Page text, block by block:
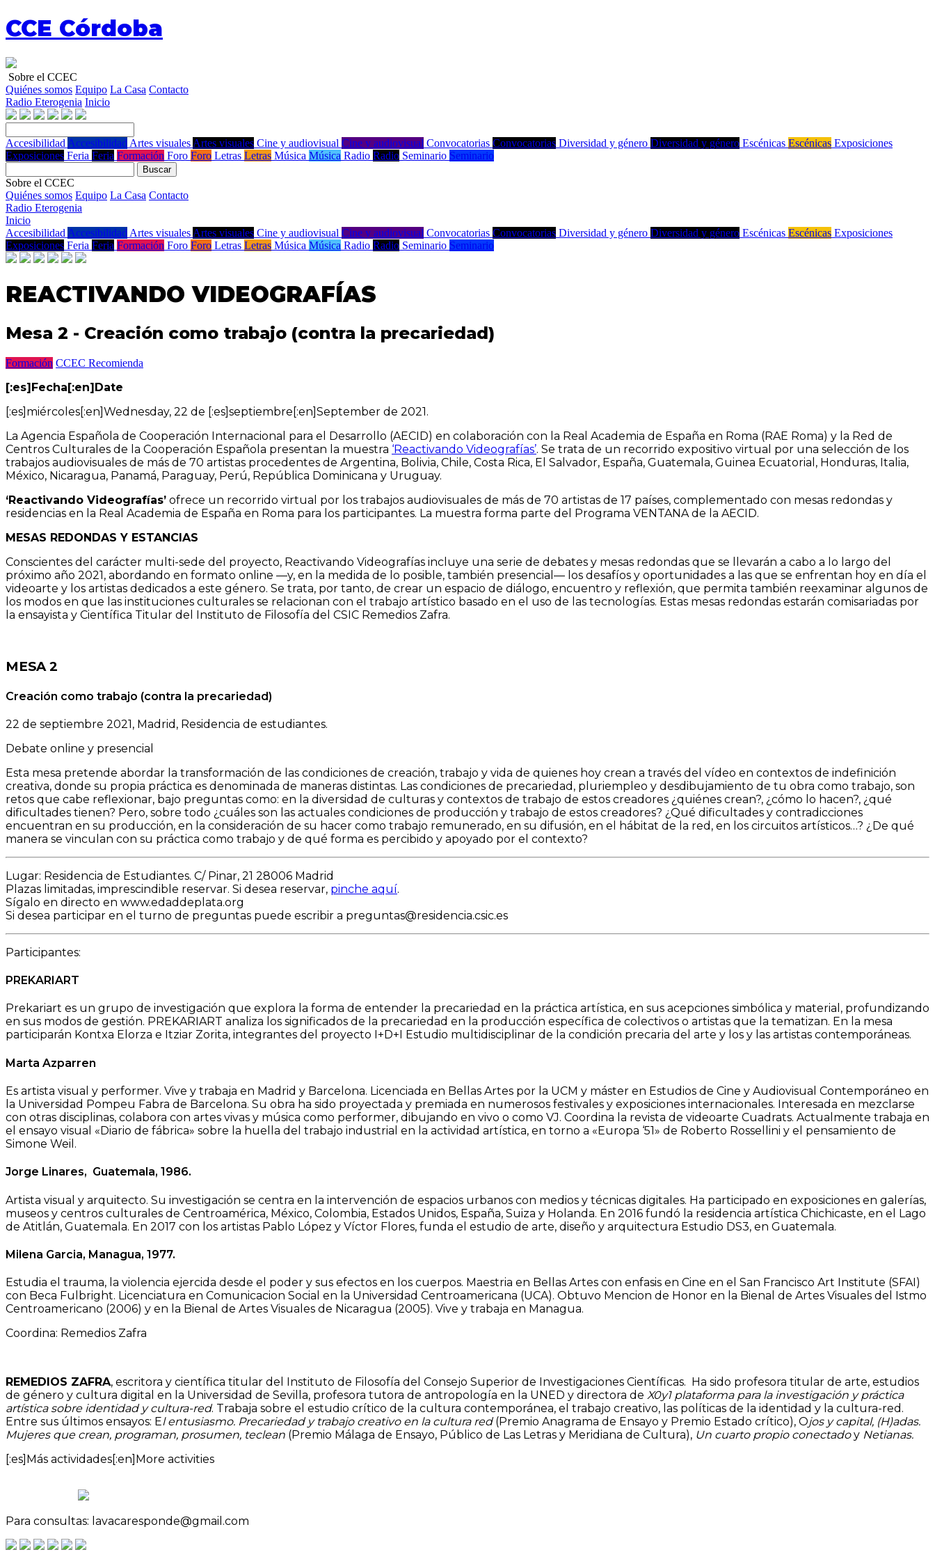
CCE Córdoba
Sobre el CCEC
Quiénes somos Equipo La Casa Contacto
Radio Eterogenia Inicio
Accesibilidad Accesibilidad Artes visuales Artes visuales Cine y audiovisual Cine y audiovisual Convocatorias Convocatorias Diversidad y género Diversidad y género Escénicas Escénicas Exposiciones
Exposiciones Feria Feria Formación Foro Foro Letras Letras Música Música Radio Radio Seminario Seminario
Buscar
Sobre el CCEC
Quiénes somos Equipo La Casa Contacto
Radio Eterogenia
Inicio
Accesibilidad Accesibilidad Artes visuales Artes visuales Cine y audiovisual Cine y audiovisual Convocatorias Convocatorias Diversidad y género Diversidad y género Escénicas Escénicas Exposiciones
Exposiciones Feria Feria Formación Foro Foro Letras Letras Música Música Radio Radio Seminario Seminario
REACTIVANDO VIDEOGRAFÍAS
Mesa 2 - Creación como trabajo (contra la precariedad)
Formación CCEC Recomienda
[:es]Fecha[:en]Date
[:es]miércoles[:en]Wednesday, 22 de [:es]septiembre[:en]September de 2021.
La Agencia Española de Cooperación Internacional para el Desarrollo (AECID) en colaboración con la Real Academia de España en Roma (RAE Roma) y la Red de
Centros Culturales de la Cooperación Española presentan la muestra ‘Reactivando Videografías’. Se trata de un recorrido expositivo virtual por una selección de los
trabajos audiovisuales de más de 70 artistas procedentes de Argentina, Bolivia, Chile, Costa Rica, El Salvador, España, Guatemala, Guinea Ecuatorial, Honduras, Italia,
México, Nicaragua, Panamá, Paraguay, Perú, República Dominicana y Uruguay.
‘Reactivando Videografías’ ofrece un recorrido virtual por los trabajos audiovisuales de más de 70 artistas de 17 países, complementado con mesas redondas y
residencias en la Real Academia de España en Roma para los participantes. La muestra forma parte del Programa VENTANA de la AECID.
MESAS REDONDAS Y ESTANCIAS
Conscientes del carácter multi-sede del proyecto, Reactivando Videografías incluye una serie de debates y mesas redondas que se llevarán a cabo a lo largo del
próximo año 2021, abordando en formato online —y, en la medida de lo posible, también presencial— los desafíos y oportunidades a las que se enfrentan hoy en día el
videoarte y los artistas dedicados a este género. Se trata, por tanto, de crear un espacio de diálogo, encuentro y reflexión, que permita también reexaminar algunos de
los modos en que las instituciones culturales se relacionan con el trabajo artístico basado en el uso de las tecnologías. Estas mesas redondas estarán comisariadas por
la ensayista y Científica Titular del Instituto de Filosofía del CSIC Remedios Zafra.
MESA 2
Creación como trabajo (contra la precariedad)
22 de septiembre 2021, Madrid, Residencia de estudiantes.
Debate online y presencial
Esta mesa pretende abordar la transformación de las condiciones de creación, trabajo y vida de quienes hoy crean a través del vídeo en contextos de indefinición
creativa, donde su propia práctica es denominada de maneras distintas. Las condiciones de precariedad, pluriempleo y desdibujamiento de tu obra como trabajo, son
retos que cabe reflexionar, bajo preguntas como: en la diversidad de culturas y contextos de trabajo de estos creadores ¿quiénes crean?, ¿cómo lo hacen?, ¿qué
dificultades tienen? Pero, sobre todo ¿cuáles son las actuales condiciones de producción y trabajo de estos creadores? ¿Qué dificultades y contradicciones
encuentran en su producción, en la consideración de su hacer como trabajo remunerado, en su difusión, en el hábitat de la red, en los circuitos artísticos…? ¿De qué
manera se vinculan con su práctica como trabajo y de qué forma es percibido y apoyado por el contexto?
Lugar: Residencia de Estudiantes. C/ Pinar, 21 28006 Madrid
Plazas limitadas, imprescindible reservar. Si desea reservar, pinche aquí.
Sígalo en directo en www.edaddeplata.org
Si desea participar en el turno de preguntas puede escribir a preguntas@residencia.csic.es
Participantes:
PREKARIART
Prekariart es un grupo de investigación que explora la forma de entender la precariedad en la práctica artística, en sus acepciones simbólica y material, profundizando
en sus modos de gestión. PREKARIART analiza los significados de la precariedad en la producción específica de colectivos o artistas que la tematizan. En la mesa
participarán Kontxa Elorza e Itziar Zorita, integrantes del proyecto I+D+I Estudio multidisciplinar de la condición precaria del arte y los y las artistas contemporáneas.
Marta Azparren
Es artista visual y performer. Vive y trabaja en Madrid y Barcelona. Licenciada en Bellas Artes por la UCM y máster en Estudios de Cine y Audiovisual Contemporáneo en
la Universidad Pompeu Fabra de Barcelona. Su obra ha sido proyectada y premiada en numerosos festivales y exposiciones internacionales. Interesada en mezclarse
con otras disciplinas, colabora con artes vivas y música como performer, dibujando en vivo o como VJ. Coordina la revista de videoarte Cuadrats. Actualmente trabaja en
el ensayo visual «Diario de fábrica» sobre la huella del trabajo industrial en la actividad artística, en torno a «Europa ‘51» de Roberto Rossellini y el pensamiento de
Simone Weil.
Jorge Linares, Guatemala, 1986.
Artista visual y arquitecto. Su investigación se centra en la intervención de espacios urbanos con medios y técnicas digitales. Ha participado en exposiciones en galerías,
museos y centros culturales de Centroamérica, México, Colombia, Estados Unidos, España, Suiza y Holanda. En 2016 fundó la residencia artística Chichicaste, en el Lago
de Atitlán, Guatemala. En 2017 con los artistas Pablo López y Víctor Flores, funda el estudio de arte, diseño y arquitectura Estudio DS3, en Guatemala.
Milena Garcia, Managua, 1977.
Estudia el trauma, la violencia ejercida desde el poder y sus efectos en los cuerpos. Maestria en Bellas Artes con enfasis en Cine en el San Francisco Art Institute (SFAI)
con Beca Fulbright. Licenciatura en Comunicacion Social en la Universidad Centroamericana (UCA). Obtuvo Mencion de Honor en la Bienal de Artes Visuales del Istmo
Centroamericano (2006) y en la Bienal de Artes Visuales de Nicaragua (2005). Vive y trabaja en Managua.
Coordina: Remedios Zafra
REMEDIOS ZAFRA, escritora y científica titular del Instituto de Filosofía del Consejo Superior de Investigaciones Científicas. Ha sido profesora titular de arte, estudios
de género y cultura digital en la Universidad de Sevilla, profesora tutora de antropología en la UNED y directora de X0y1 plataforma para la investigación y práctica
artística sobre identidad y cultura-red. Trabaja sobre el estudio crítico de la cultura contemporánea, el trabajo creativo, las políticas de la identidad y la cultura-red.
Entre sus últimos ensayos: El entusiasmo. Precariedad y trabajo creativo en la cultura red(Premio Anagrama de Ensayo y Premio Estado crítico), Ojos y capital, (H)adas.
Mujeres que crean, programan, prosumen, teclean (Premio Málaga de Ensayo, Público de Las Letras y Meridiana de Cultura), Un cuarto propio conectadoy Netianas.
[:es]Más actividades[:en]More activities
Para consultas: lavacaresponde@gmail.com